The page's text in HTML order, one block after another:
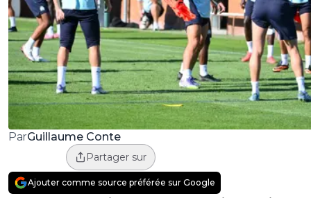
ParGuillaume Conte
Partager sur
Ajouter comme source préférée sur Google